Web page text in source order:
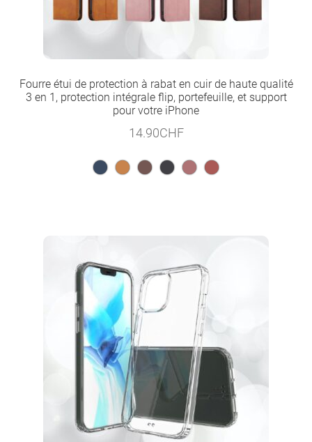
Fourre étui de protection à rabat en cuir de haute qualité
3 en 1, protection intégrale flip, portefeuille, et support
pour votre iPhone
14.90CHF